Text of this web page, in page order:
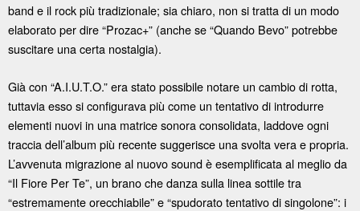
band e il rock più tradizionale; sia chiaro, non si tratta di un modo
elaborato per dire “Prozac+” (anche se “Quando Bevo” potrebbe
suscitare una certa nostalgia).
Già con “A.I.U.T.O.” era stato possibile notare un cambio di rotta,
tuttavia esso si configurava più come un tentativo di introdurre
elementi nuovi in una matrice sonora consolidata, laddove ogni
traccia dell’album più recente suggerisce una svolta vera e propria.
L’avvenuta migrazione al nuovo sound è esemplificata al meglio da
“Il Fiore Per Te”, un brano che danza sulla linea sottile tra
“estremamente orecchiabile” e “spudorato tentativo di singolone”: i